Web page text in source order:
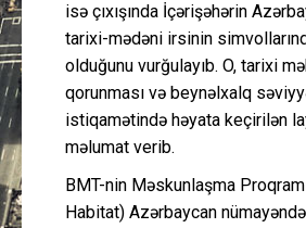
isə çıxışında İçərişəhərin
tarixi-mədəni irsinin
olduğunu vurğulayıb. O, tarixi
qorunması və beynəlxalq
istiqamətində həyata keçirilən
məlumat verib.
BMT-nin Məskunlaşma
Habitat) Azərbaycan